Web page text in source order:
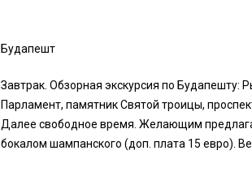
Будапешт
Завтрак. Обзорная экскурсия по Будапешту:
Парламент, памятник Святой троицы,
Далее свободное время. Желающим
бокалом шампанского (доп. плата 15 евро).